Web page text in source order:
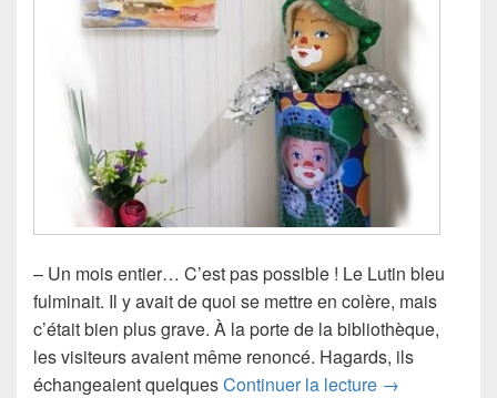
– Un mois entier… C’est pas possible ! Le Lutin bleu
fulminait. Il y avait de quoi se mettre en colère, mais
c’était bien plus grave. À la porte de la bibliothèque,
les visiteurs avaient même renoncé. Hagards, ils
échangeaient quelquesContinuer la lecture Elle dort !
→